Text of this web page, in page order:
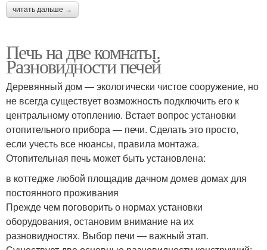
читать дальше →
Печь на две комнаты.
Разновидности печей
Деревянный дом — экологически чистое сооружение, но
не всегда существует возможность подключить его к
центральному отоплению. Встает вопрос установки
отопительного прибора — печи. Сделать это просто,
если учесть все нюансы, правила монтажа.
Отопительная печь может быть установлена:
в коттедже любой площадив дачном домев домах для
постоянного проживания
Прежде чем поговорить о нормах установки
оборудования, остановим внимание на их
разновидностях. Выбор печи — важный этап.